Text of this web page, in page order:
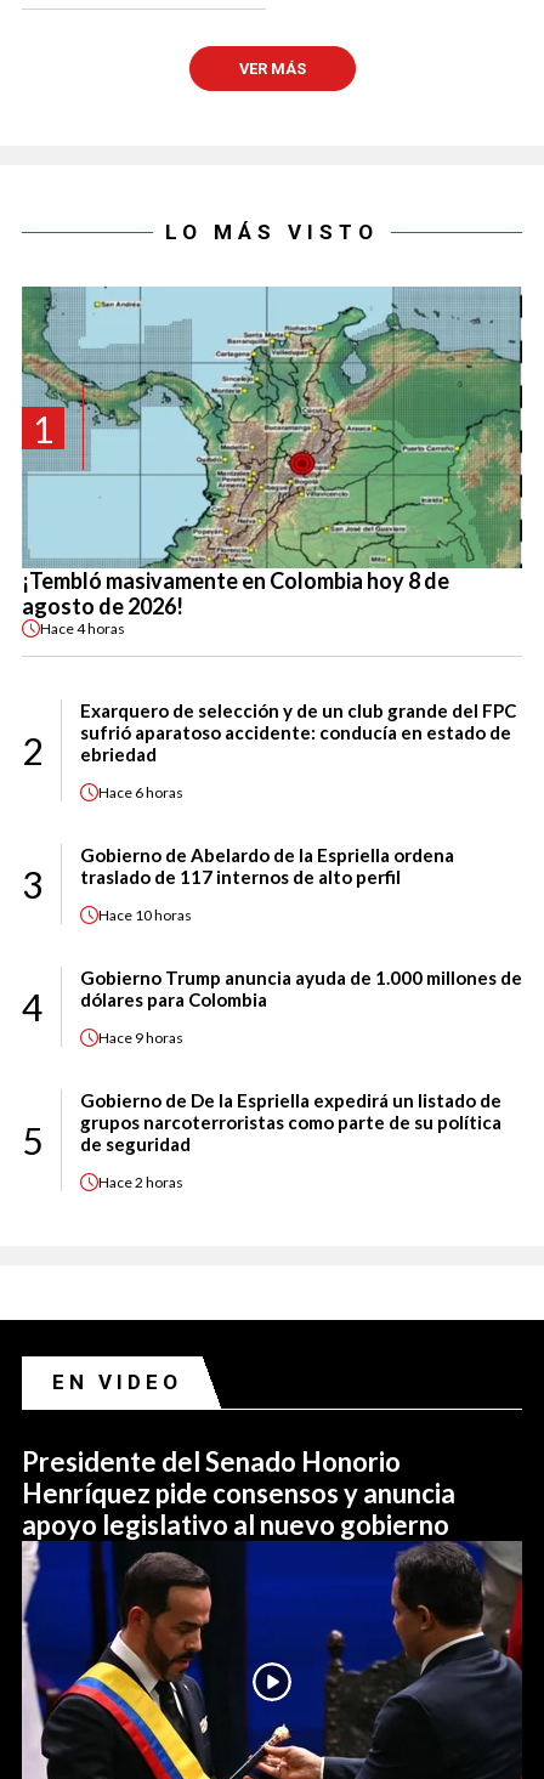
VER MÁS
LO MÁS VISTO
1
¡Tembló masivamente en Colombia hoy 8 de
agosto de 2026!
Hace4 horas
2
Exarquero de selección y de un club grande del FPC
sufrió aparatoso accidente: conducía en estado de
ebriedad
Hace 6 horas
3
Gobierno de Abelardo de la Espriella ordena
traslado de 117 internos de alto perfil
Hace 10 horas
4
Gobierno Trump anuncia ayuda de 1.000 millones de
dólares para Colombia
Hace 9 horas
5
Gobierno de De la Espriella expedirá un listado de
grupos narcoterroristas como parte de su política
de seguridad
Hace2 horas
EN VIDEO
Presidente del Senado Honorio
Henríquez pide consensos y anuncia
apoyo legislativo al nuevo gobierno